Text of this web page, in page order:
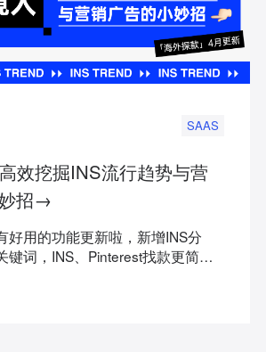
SAAS
效挖掘INS流行趋势与营
招→
好用的功能更新啦，新增INS分
键词，INS、Pinterest找款更简单